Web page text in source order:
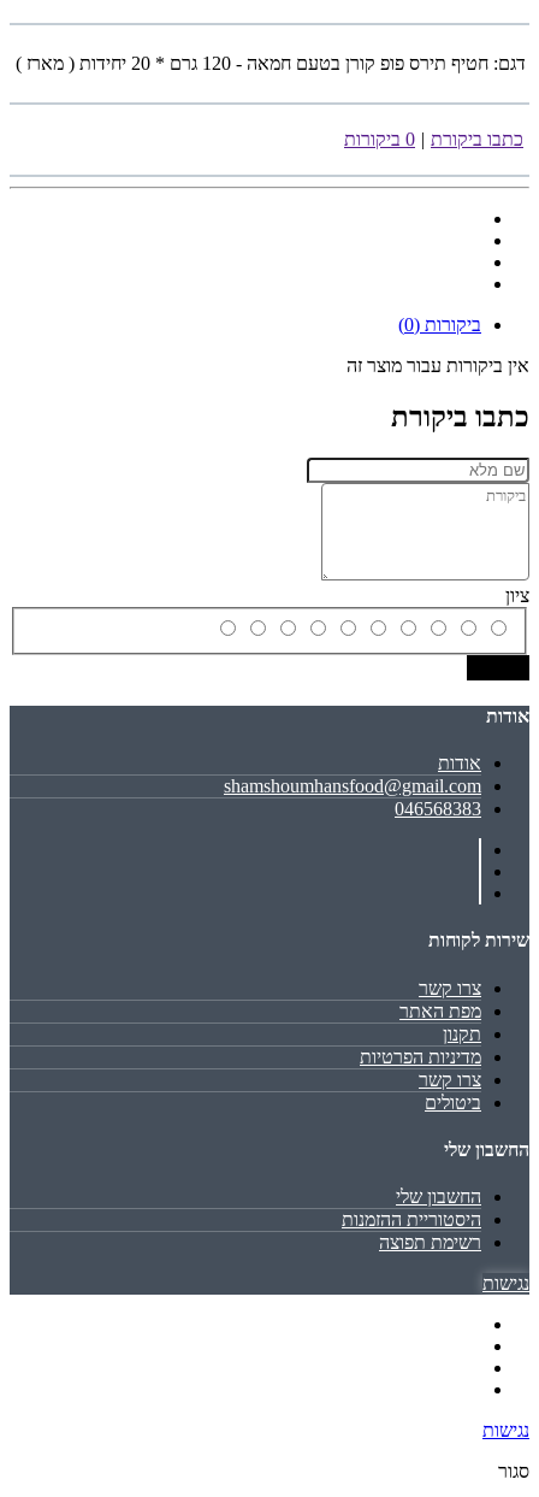
דגם: חטיף תירס פופ קורן בטעם חמאה - 120 גרם * 20 יחידות ( מארז )
כתבו ביקורת | 0 ביקורות
ביקורות (0)
אין ביקורות עבור מוצר זה
כתבו ביקורת
ציון
אודות
אודות
shamshoumhansfood@gmail.com
046568383
שירות לקוחות
צרו קשר
מפת האתר
תקנון
מדיניות הפרטיות
צרו קשר
ביטולים
החשבון שלי
החשבון שלי
היסטוריית ההזמנות
רשימת תפוצה
נגישות
נגישות
סגור